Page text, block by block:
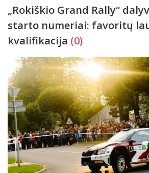
„Rokiškio Grand Rally“
starto numeriai: favoritų
kvalifikacija (0)